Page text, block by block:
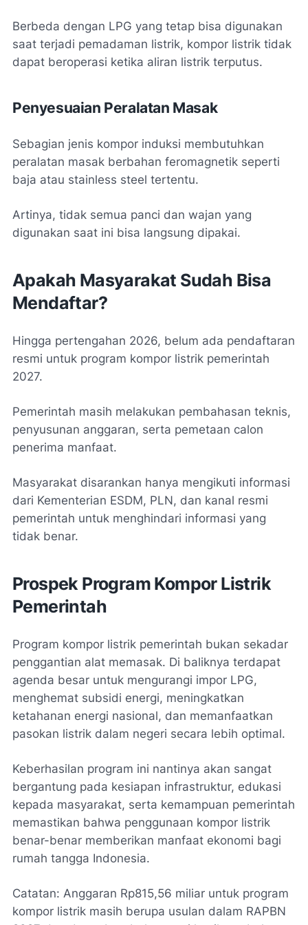
Berbeda dengan LPG yang tetap bisa digunakan
saat terjadi pemadaman listrik, kompor listrik tidak
dapat beroperasi ketika aliran listrik terputus.
Penyesuaian Peralatan Masak
Sebagian jenis kompor induksi membutuhkan
peralatan masak berbahan feromagnetik seperti
baja atau stainless steel tertentu.
Artinya, tidak semua panci dan wajan yang
digunakan saat ini bisa langsung dipakai.
Apakah Masyarakat Sudah Bisa
Mendaftar?
Hingga pertengahan 2026, belum ada pendaftaran
resmi untuk program kompor listrik pemerintah
2027.
Pemerintah masih melakukan pembahasan teknis,
penyusunan anggaran, serta pemetaan calon
penerima manfaat.
Masyarakat disarankan hanya mengikuti informasi
dari Kementerian ESDM, PLN, dan kanal resmi
pemerintah untuk menghindari informasi yang
tidak benar.
Prospek Program Kompor Listrik
Pemerintah
Program kompor listrik pemerintah bukan sekadar
penggantian alat memasak. Di baliknya terdapat
agenda besar untuk mengurangi impor LPG,
menghemat subsidi energi, meningkatkan
ketahanan energi nasional, dan memanfaatkan
pasokan listrik dalam negeri secara lebih optimal.
Keberhasilan program ini nantinya akan sangat
bergantung pada kesiapan infrastruktur, edukasi
kepada masyarakat, serta kemampuan pemerintah
memastikan bahwa penggunaan kompor listrik
benar-benar memberikan manfaat ekonomi bagi
rumah tangga Indonesia.
Catatan: Anggaran Rp815,56 miliar untuk program
kompor listrik masih berupa usulan dalam RAPBN